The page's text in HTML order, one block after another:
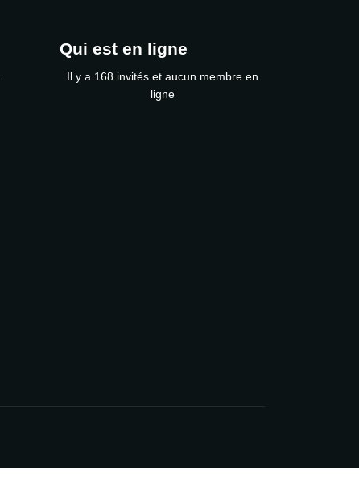
Qui est en ligne
Il y a 168 invités et aucun membre en
ligne